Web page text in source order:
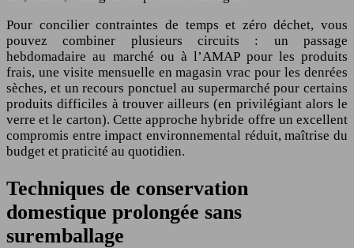
Pour concilier contraintes de temps et zéro déchet, vous
pouvez combiner plusieurs circuits : un passage
hebdomadaire au marché ou à l’AMAP pour les produits
frais, une visite mensuelle en magasin vrac pour les denrées
sèches, et un recours ponctuel au supermarché pour certains
produits difficiles à trouver ailleurs (en privilégiant alors le
verre et le carton). Cette approche hybride offre un excellent
compromis entre impact environnemental réduit, maîtrise du
budget et praticité au quotidien.
Techniques de conservation
domestique prolongée sans
suremballage